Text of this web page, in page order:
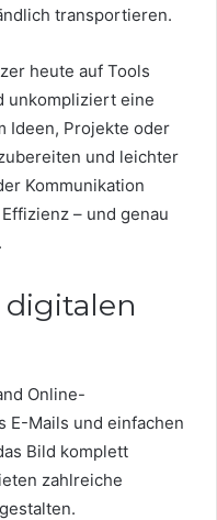
transportieren.
heute auf Tools
unkompliziert eine
Ideen, Projekte oder
und leichter
Kommunikation
– und genau
digitalen
Online-
E-Mails und einfachen
Bild komplett
zahlreiche